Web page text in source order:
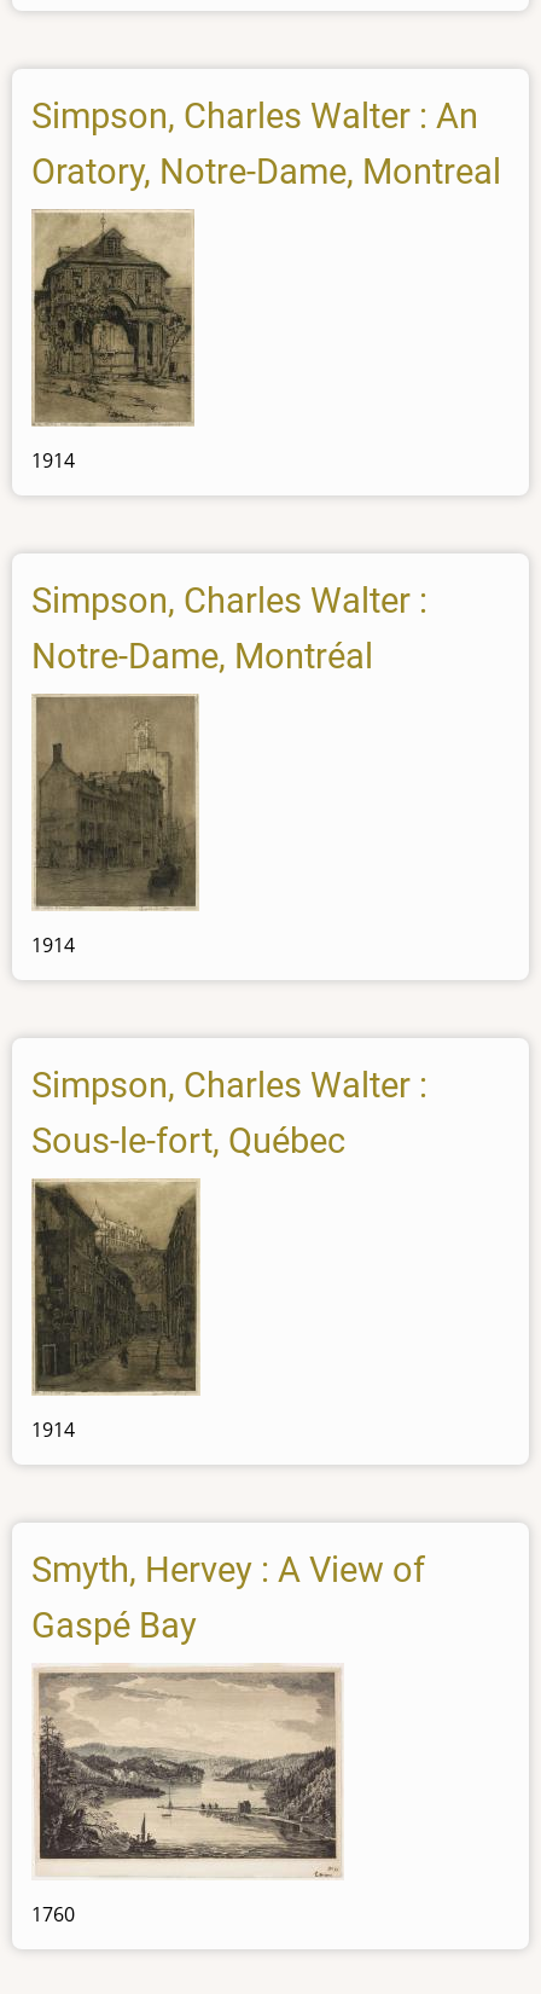
Simpson, Charles Walter : An
Oratory, Notre-Dame, Montreal
1914
Simpson, Charles Walter :
Notre-Dame, Montréal
1914
Simpson, Charles Walter :
Sous-le-fort, Québec
1914
Smyth, Hervey : A View of
Gaspé Bay
1760